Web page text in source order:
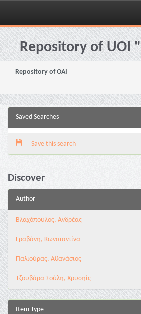
Skip
navigationRepository of UOI
Repository of OAI
Saved Searches
Save this search
Discover
Author
Βλαχόπουλος, Ανδρέας
Γραβάνη, Κωνσταντίνα
Παλιούρας, Αθανάσιος
Τζουβάρα-Σούλη, Χρυσηίς
Item Type